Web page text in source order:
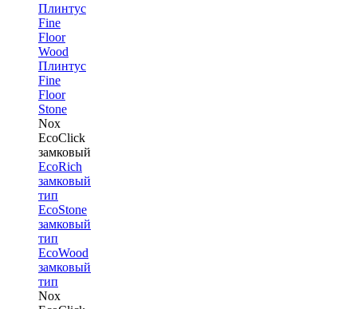
Плинтус
Fine
Floor
Wood
Плинтус
Fine
Floor
Stone
Nox
EcoClick
замковый
EcoRich
замковый
тип
EcoStone
замковый
тип
EcoWood
замковый
тип
Nox